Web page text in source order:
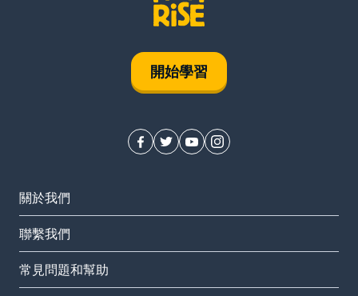
開始學習
關於我們
聯繫我們
常見問題和幫助